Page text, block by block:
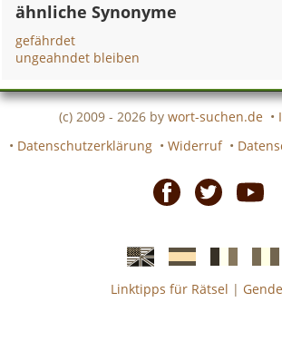
ähnliche Synonyme
gefährdet
ungeahndet bleiben
(c) 2009 - 2026 by wort-suchen.de •
• Datenschutzerklärung • Widerruf •
EnglischeSpanischefranzösiche
Linktipps für Rätsel |